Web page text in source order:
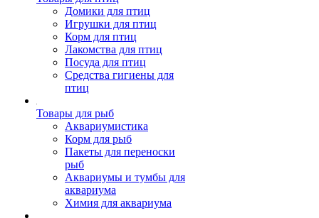
Домики для птиц
Игрушки для птиц
Корм для птиц
Лакомства для птиц
Посуда для птиц
Средства гигиены для
птиц
Товары для рыб
Аквариумистика
Корм для рыб
Пакеты для переноски
рыб
Аквариумы и тумбы для
аквариума
Химия для аквариума